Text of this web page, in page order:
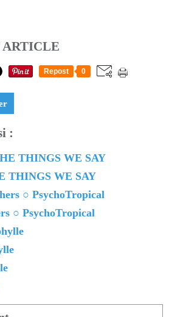
ARTICLE
Repost 0
:
THINGS WE SAY
○ PsychoTropical